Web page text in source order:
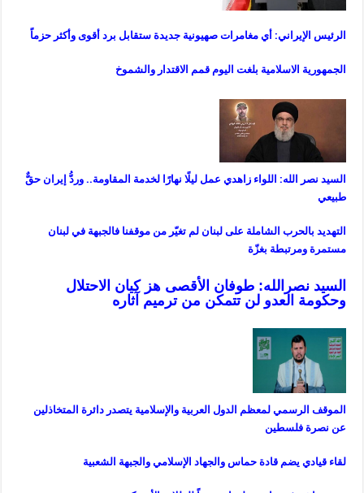
الرئيس الإيراني: أي مغامرات صهيونية جديدة ستقابل برد أقوى وأكثر حزماً
الجمهورية الاسلامية بلغت اليوم قمم الاقتدار والشموخ
السيد نصر الله: اللواء زاهدي عمل ليلًا نهارًا لخدمة المقاومة.. وردُّ إيران حقٌّ
طبيعي
التهديد بالحرب الشاملة على لبنان لم تغيّر من موقفنا فالجبهة في لبنان
مستمرة ومرتبطة بغزّة
السيد نصرالله: طوفان الأقصى هز كيان الاحتلال
وحكومة العدو لن تتمكن من ترميم آثاره
الموقف الرسمي لمعظم الدول العربية والإسلامية يتصدر دائرة المتخاذلين
عن نصرة فلسطين
لقاء قيادي يضم قادة حماس والجهاد الإسلامي والجبهة الشعبية